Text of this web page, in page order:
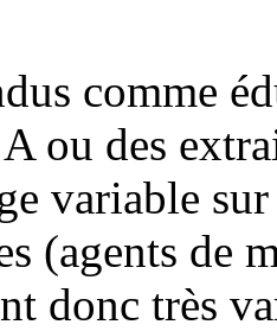
comme
ou des
variable
(agents de
donc très